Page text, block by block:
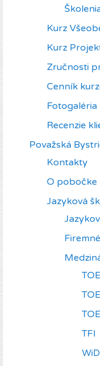
Kurz
Kurz
Zručnosti
Cenník
Fotogaléria
Recenzie
Považská
Kontakty
O pobočke
Jazyková
TFI